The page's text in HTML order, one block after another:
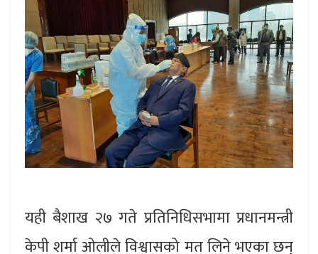
यही बैशाख २७ गते प्रतिनिधिसभामा प्रधानमन्त्री
केपी शर्मा ओलीले विश्वासको मत लिने भएका छन्